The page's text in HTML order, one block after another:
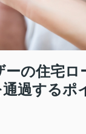
ーの住宅ロ
過するポ